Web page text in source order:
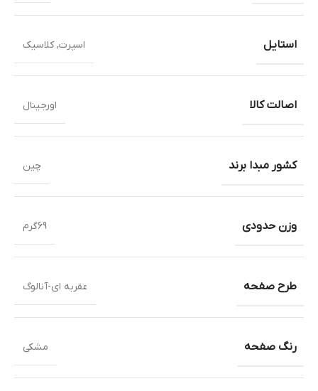
استایل اسپرت,کلاسیک
اصالت کالا اورجینال
کشور مبدا برند چین
وزن حدودی 69گرم
طرح صفحه عقربه ای-آنالوگ
رنگ صفحه مشکی